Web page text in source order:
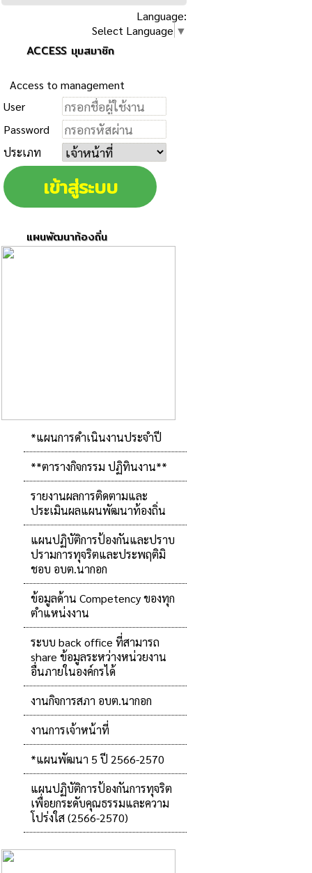
Language:
Select Language ▼
ACCESS มุมสมาชิก
Access to management
User
Password
ประเภท
แผนพัฒนาท้องถิ่น
*แผนการดำเนินงานประจำปี
**ตารางกิจกรรม ปฏิทินงาน**
รายงานผลการติดตามและ
ประเมินผลแผนพัฒนาท้องถิ่น
แผนปฏิบัติการป้องกันและปราบ
ปรามการทุจริตและประพฤติมิ
ชอบ อบต.นากอก
ข้อมูลด้าน Competency ของทุก
ตำแหน่งงาน
ระบบ back office ที่สามารถ
share ข้อมูลระหว่างหน่วยงาน
อื่นภายในองค์กรได้
งานกิจการสภา อบต.นากอก
งานการเจ้าหน้าที่
*แผนพัฒนา 5 ปี 2566-2570
แผนปฏิบัติการป้องกันการทุจริต
เพื่อยกระดับคุณธรรมและความ
โปร่งใส (2566-2570)